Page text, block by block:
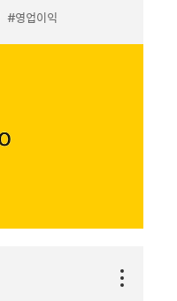
#영업이익